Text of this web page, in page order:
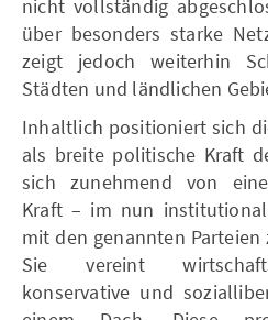
nicht vollständig
über besonders starke
zeigt jedoch weiterhin
Städten und ländlichen
Inhaltlich positioniert sich
als breite politische Kraft
sich zunehmend von
Kraft – im nun
mit den genannten
Sie vereint
konservative und